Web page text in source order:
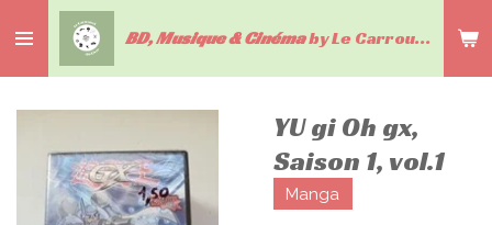
au
contenu
BD, Musique & Cinémaby Le Carrousel du livre
YU gi Oh gx,
Saison 1, vol.1
Manga